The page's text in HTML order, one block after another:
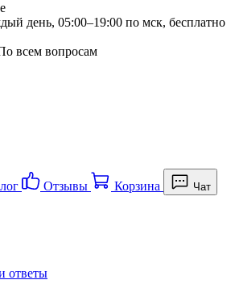
день, 05:00–19:00 по мск, бесплатно
всем вопросам
Отзывы Корзина Чат
ответы